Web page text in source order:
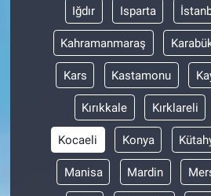
Iğdır Isparta
Kahramanmaraş
Kars Kastamonu
Kırıkkale Kırklareli
Kocaeli Konya
Manisa Mardin